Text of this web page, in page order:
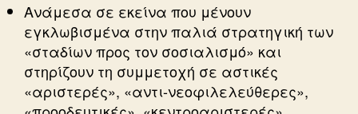
Ανάμεσα σε εκείνα που μένουν
εγκλωβισμένα στην παλιά στρατηγική των
«σταδίων προς τον σοσιαλισμό» και
στηρίζουν τη συμμετοχή σε αστικές
«αριστερές», «αντι-νεοφιλελεύθερες»,